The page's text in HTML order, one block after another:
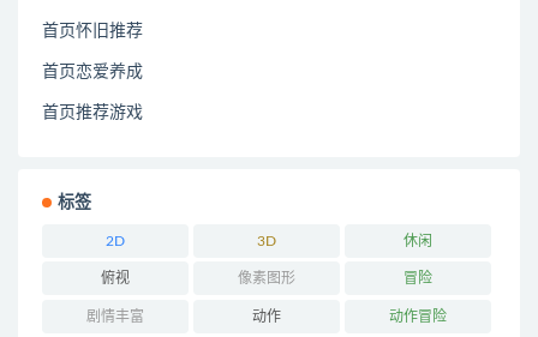
首页怀旧推荐
首页恋爱养成
首页推荐游戏
标签
2D 3D 休闲
俯视 像素图形 冒险
剧情丰富 动作 动作冒险